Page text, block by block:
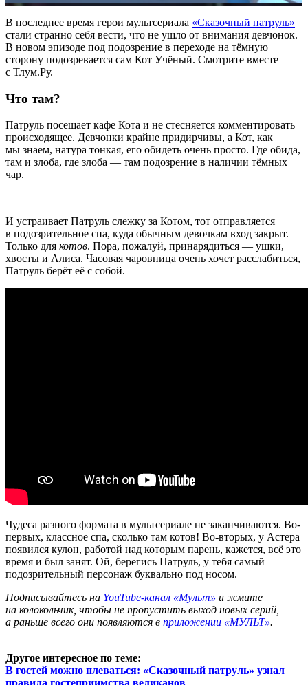
В последнее время герои мультсериала «Сказочный патруль»
стали странно себя вести, что не ушло от внимания девчонок.
В новом эпизоде под подозрение в переходе на тёмную
сторону подозревается сам Кот Учёный. Смотрите вместе
с Тлум.Ру.
Что там?
Патруль посещает кафе Кота и не стесняется комментировать
происходящее. Девчонки крайне придирчивы, а Кот, как
мы знаем, натура тонкая, его обидеть очень просто. Где обида,
там и злоба, где злоба — там подозрение в наличии тёмных
чар.
И устраивает Патруль слежку за Котом, тот отправляется
в подозрительное спа, куда обычным девочкам вход закрыт.
Только для котов. Пора, пожалуй, принарядиться — ушки,
хвосты и Алиса. Часовая чаровница очень хочет расслабиться,
Патруль берёт её с собой.
Чудеса разного формата в мультсериале не заканчиваются. Во-
первых, классное спа, сколько там котов! Во-вторых, у Астера
появился кулон, работой над которым парень, кажется, всё это
время и был занят. Ой, берегись Патруль, у тебя самый
подозрительный персонаж буквально под носом.
Подписывайтесь на YouTube-канал «Мульт» и жмите
на колокольчик, чтобы не пропустить выход новых серий,
а раньше всего они появляются в приложении «МУЛЬТ».
Другое интересное по теме:
В гостей можно плеваться: «Сказочный патруль» узнал